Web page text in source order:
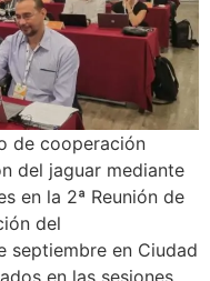
de cooperación
del jaguar mediante
en la 2ª Reunión de
del
septiembre en Ciudad
en las sesiones